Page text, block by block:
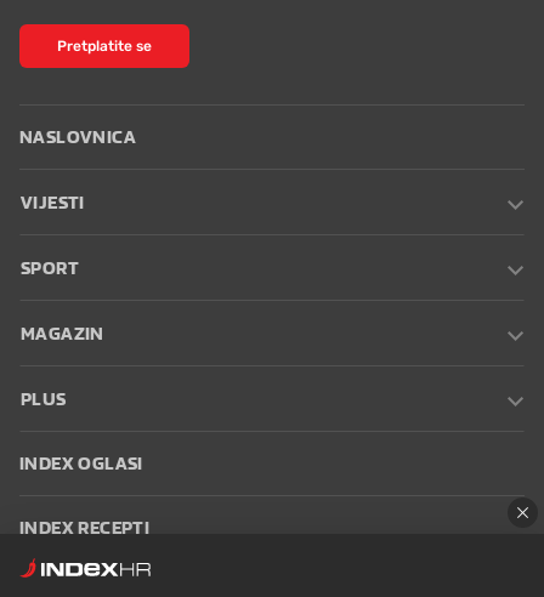
Pretplatite se
NASLOVNICA
VIJESTI
SPORT
MAGAZIN
PLUS
INDEX OGLASI
INDEX RECEPTI